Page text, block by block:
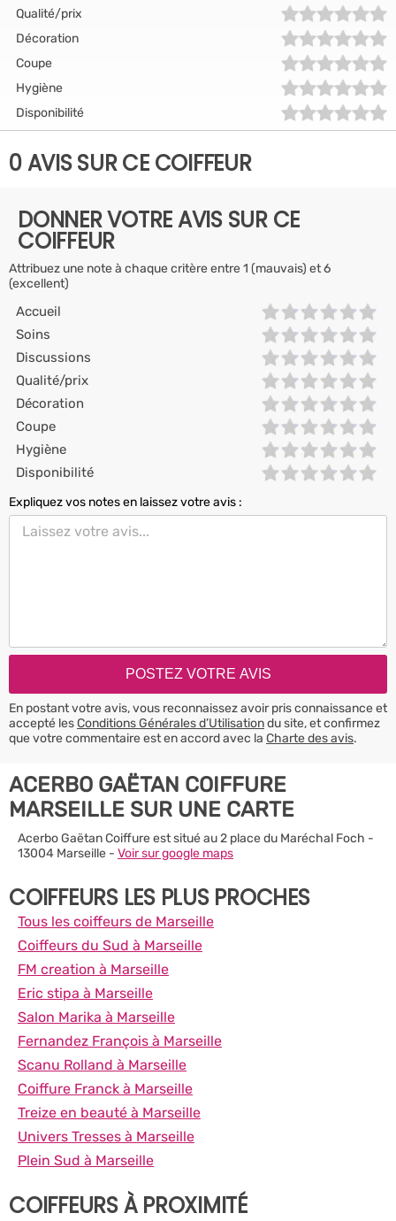
Qualité/prix
Décoration
Coupe
Hygiène
Disponibilité
0 AVIS SUR CE COIFFEUR
DONNER VOTRE AVIS SUR CE
COIFFEUR
Attribuez une note à chaque critère entre 1 (mauvais) et 6
(excellent)
Accueil
Soins
Discussions
Qualité/prix
Décoration
Coupe
Hygiène
Disponibilité
Expliquez vos notes en laissez votre avis :
En postant votre avis, vous reconnaissez avoir pris connaissance et
accepté lesConditions Générales d’Utilisationdu site, et confirmez
que votre commentaire est en accord avec la Charte des avis.
ACERBO GAËTAN COIFFURE
MARSEILLE SUR UNE CARTE
Acerbo Gaëtan Coiffure est situé au 2 place du Maréchal Foch -
13004 Marseille - Voir sur google maps
COIFFEURS LES PLUS PROCHES
Tous les coiffeurs de Marseille
Coiffeurs du Sud à Marseille
FM creation à Marseille
Eric stipa à Marseille
Salon Marika à Marseille
Fernandez François à Marseille
Scanu Rolland à Marseille
Coiffure Franck à Marseille
Treize en beauté à Marseille
Univers Tresses à Marseille
Plein Sud à Marseille
COIFFEURS À PROXIMITÉ